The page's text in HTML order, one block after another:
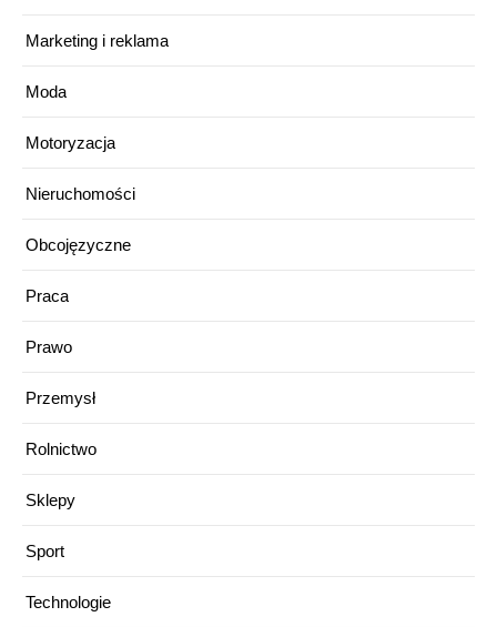
Marketing i reklama
Moda
Motoryzacja
Nieruchomości
Obcojęzyczne
Praca
Prawo
Przemysł
Rolnictwo
Sklepy
Sport
Technologie